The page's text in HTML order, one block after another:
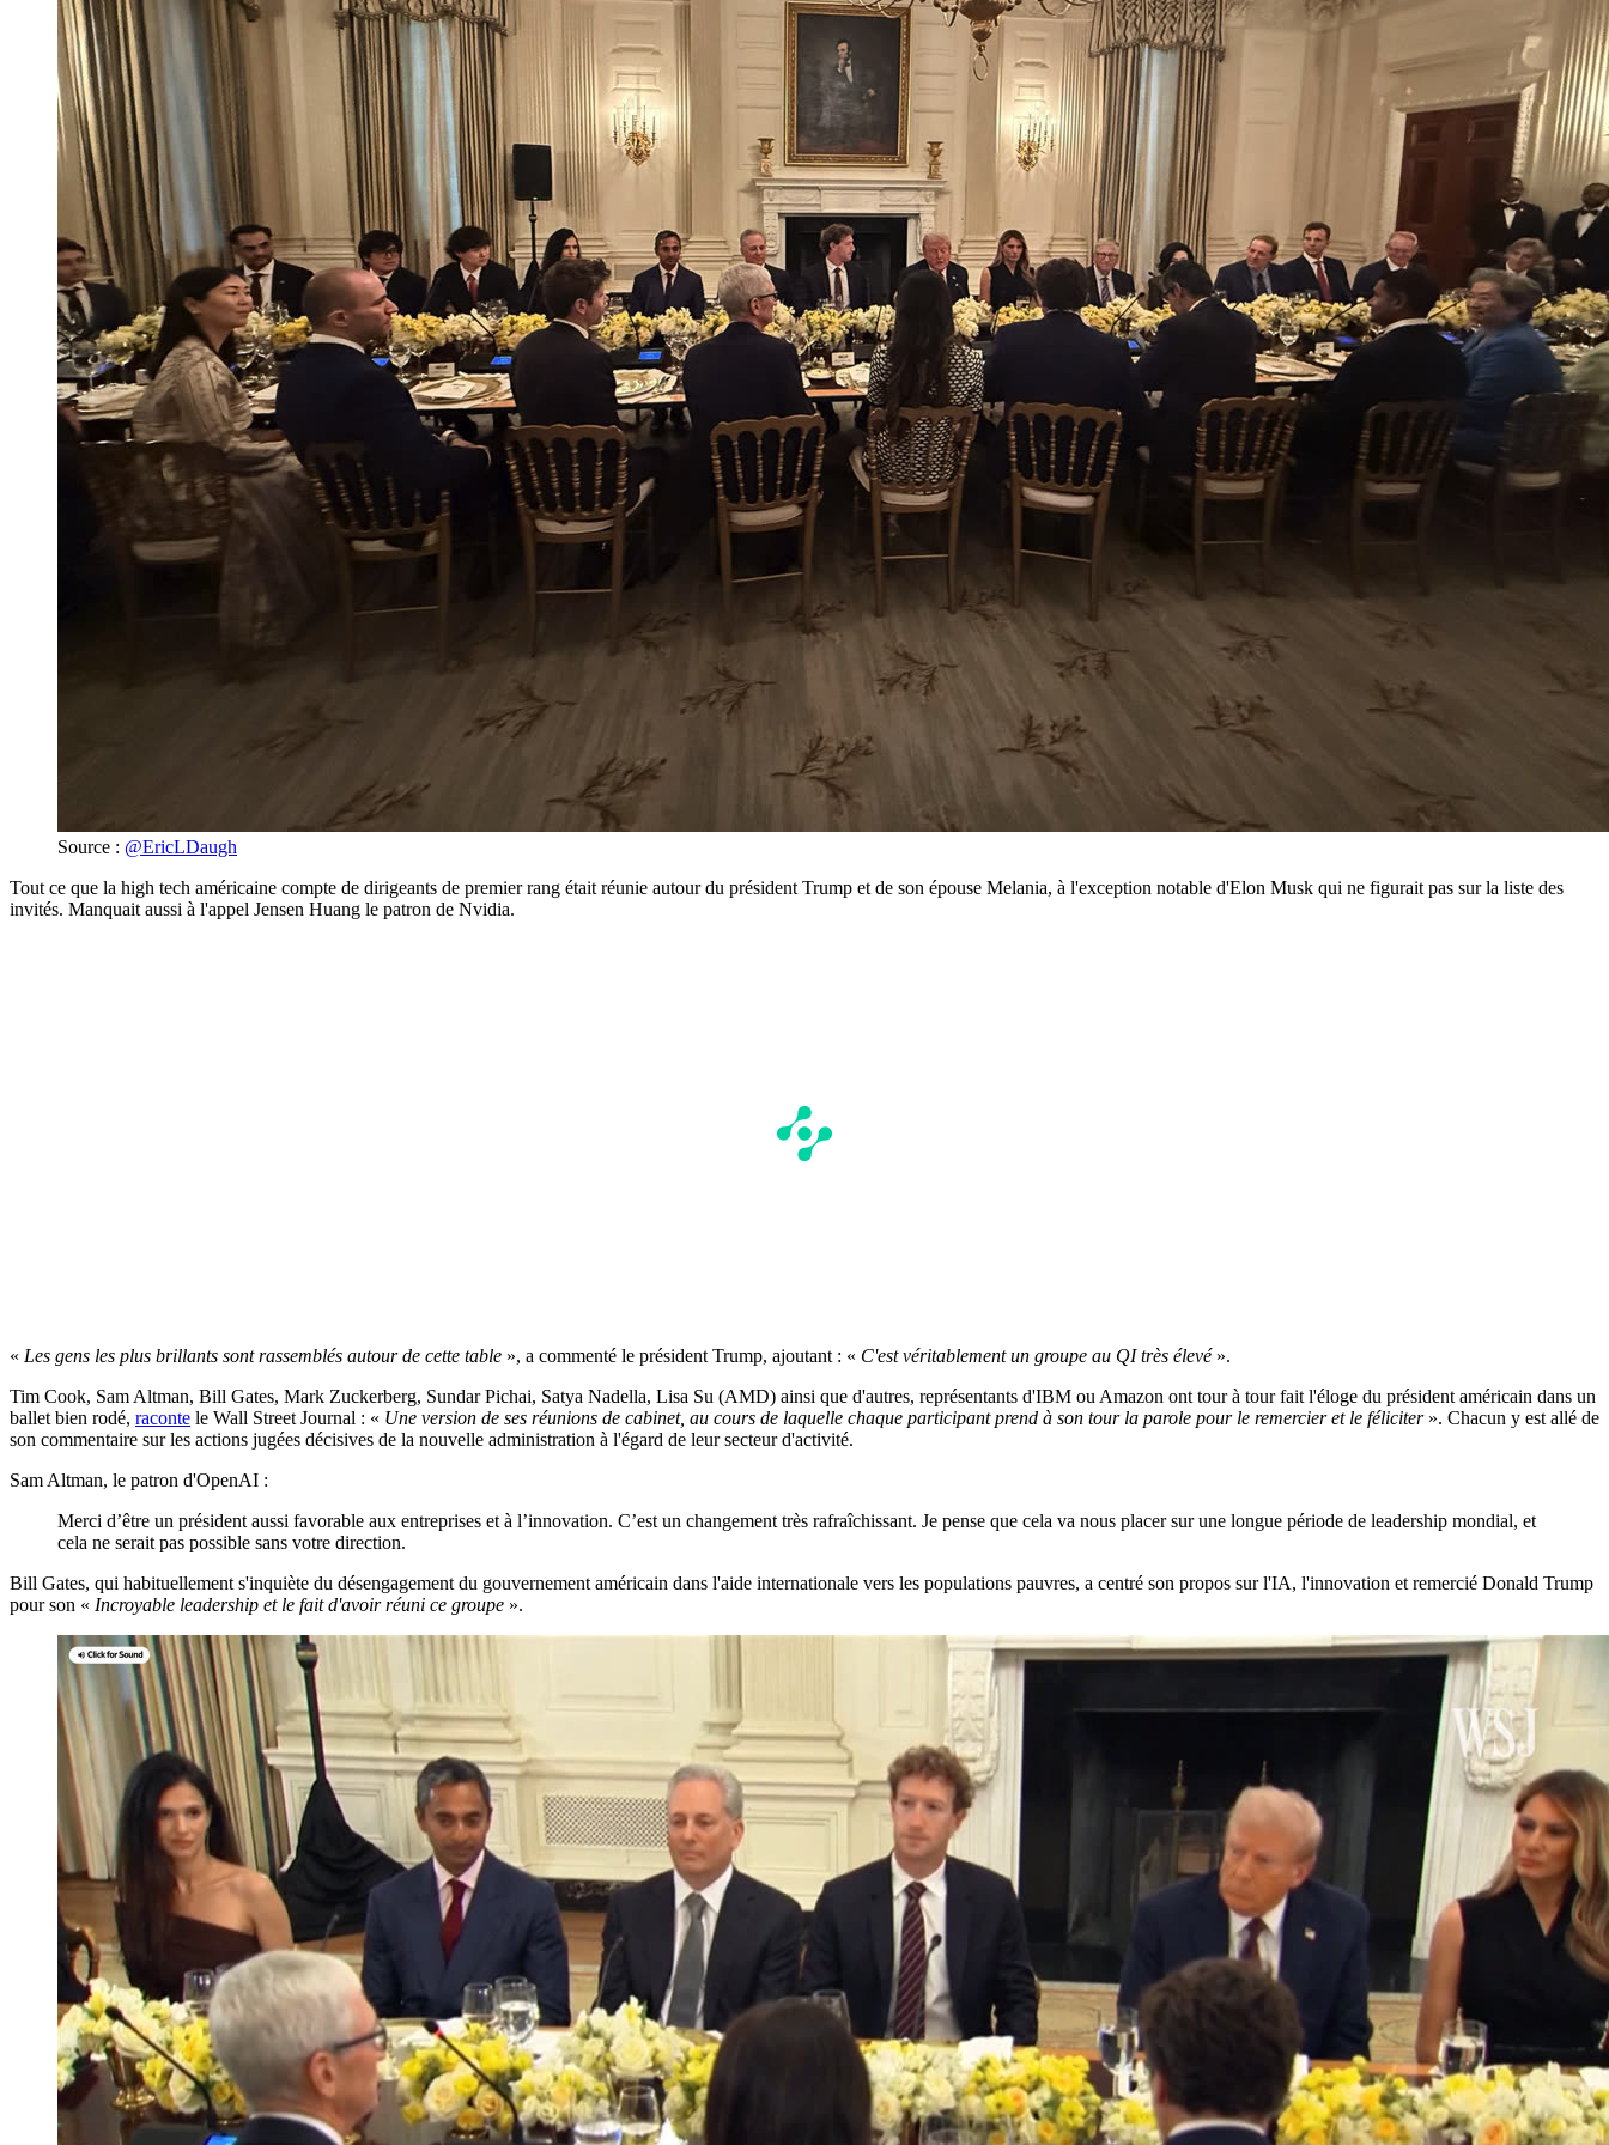
Source : @EricLDaugh
Tout ce que la high tech américaine compte de dirigeants de premier rang était réunie autour du président Trump et de son épouse Melania, à l'exception notable d'Elon Musk qui ne figurait pas sur la liste des
invités. Manquait aussi à l'appel Jensen Huang le patron de Nvidia.
« Les gens les plus brillants sont rassemblés autour de cette table », a commenté le président Trump, ajoutant : « C'est véritablement un groupe au QI très élevé».
Tim Cook, Sam Altman, Bill Gates, Mark Zuckerberg, Sundar Pichai, Satya Nadella, Lisa Su (AMD) ainsi que d'autres, représentants d'IBM ou Amazon ont tour à tour fait l'éloge du président américain dans un
ballet bien rodé, raconte le Wall Street Journal : « Une version de ses réunions de cabinet, au cours de laquelle chaque participant prend à son tour la parole pour le remercier et le féliciter». Chacun y est allé de
son commentaire sur les actions jugées décisives de la nouvelle administration à l'égard de leur secteur d'activité.
Sam Altman, le patron d'OpenAI :
Merci d’être un président aussi favorable aux entreprises et à l’innovation. C’est un changement très rafraîchissant. Je pense que cela va nous placer sur une longue période de leadership mondial, et
cela ne serait pas possible sans votre direction.
Bill Gates, qui habituellement s'inquiète du désengagement du gouvernement américain dans l'aide internationale vers les populations pauvres, a centré son propos sur l'IA, l'innovation et remercié Donald Trump
pour son « Incroyable leadership et le fait d'avoir réuni ce groupe ».